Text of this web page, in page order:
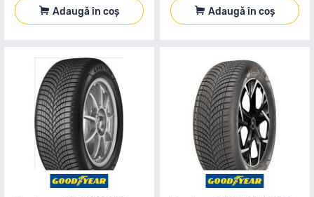
Adaugă în coș Adaugă în coș